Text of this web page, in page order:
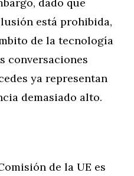
está prohibida,
de la tecnología
conversaciones
ya representan
demasiado alto.
de la UE es